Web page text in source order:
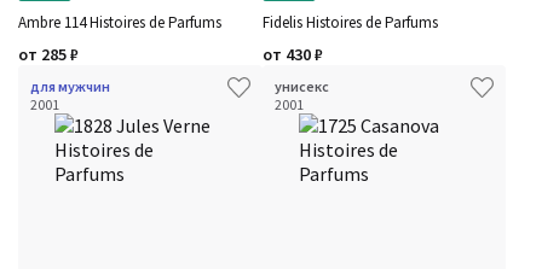
Ambre 114 Histoires de Parfums
от 285₽
Fidelis Histoires de Parfums
от 430₽
для мужчин
2001
унисекс
2001